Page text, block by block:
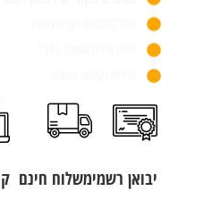
יבואן רשמימשלוח חינם